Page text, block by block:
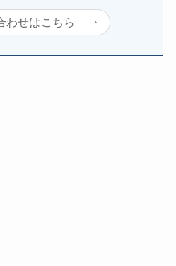
わせはこちら